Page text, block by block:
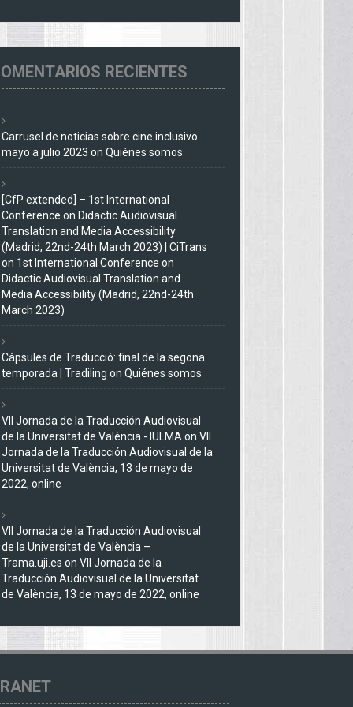
RECIENTES
Carrusel de noticias sobre cine inclusivo
mayo a julio 2023 on Quiénes somos
[CfP extended] – 1st International
Conference on Didactic Audiovisual
Translation and Media Accessibility
(Madrid, 22nd-24th March 2023) | CiTrans
on 1st International Conference on
Didactic Audiovisual Translation and
Media Accessibility (Madrid, 22nd-24th
March 2023)
Càpsules de Traducció: final de la segona
temporada | Tradiling on Quiénes somos
VII Jornada de la Traducción Audiovisual
de la Universitat de València - IULMAon VII
Jornada de la Traducción Audiovisual de la
Universitat de València, 13 de mayo de
2022, online
VII Jornada de la Traducción Audiovisual
de la Universitat de València –
Trama.uji.es on VII Jornada de la
Traducción Audiovisual de la Universitat
de València, 13 de mayo de 2022, online